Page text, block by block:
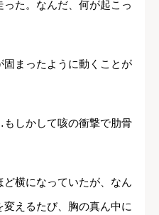
た。なんだ、何が起こっ
まったように動くことが
しかして咳の衝撃で肋骨
横になっていたが、なん
えるたび、胸の真ん中に